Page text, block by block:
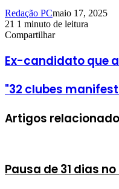
Redação PCmaio 17, 2025
21 1 minuto de leitura
Facebook
X
Linkedin
Pinterest
WhatsApp
Telegram
Compartilhar
Ex-candidato que
"32 clubes
Artigos
Pausa de 31 dias